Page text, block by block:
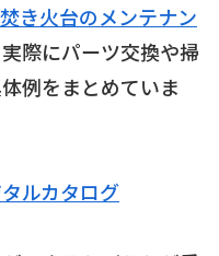
き火台のメンテナン
際にパーツ交換や掃
例をまとめていま
ルカタログ